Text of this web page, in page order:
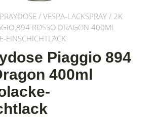
/ VESPA-LACKSPRAY / 2K
894 ROSSO DRAGON 400ML
EINSCHICHTLACK
Piaggio 894
400ml